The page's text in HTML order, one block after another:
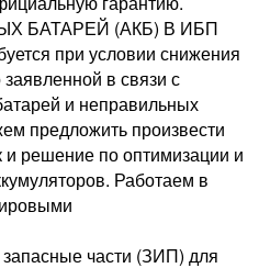
БАТАРЕЙ (АКБ) В ИБП
при условии снижения
в связи с
и неправильных
предложить произвести
и решение по оптимизации и
Работаем в
части (ЗИП) для